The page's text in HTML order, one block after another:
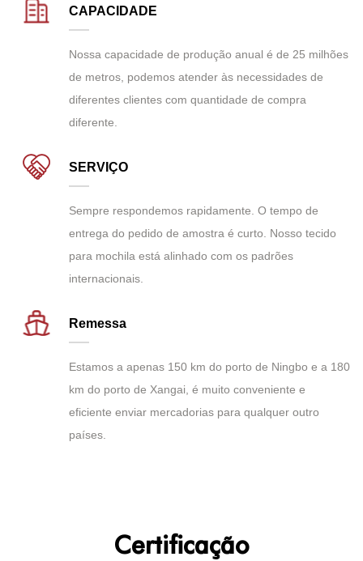
CAPACIDADE
Nossa capacidade de produção anual é de 25 milhões
de metros, podemos atender às necessidades de
diferentes clientes com quantidade de compra
diferente.
SERVIÇO
Sempre respondemos rapidamente. O tempo de
entrega do pedido de amostra é curto. Nosso tecido
para mochila está alinhado com os padrões
internacionais.
Remessa
Estamos a apenas 150 km do porto de Ningbo e a 180
km do porto de Xangai, é muito conveniente e
eficiente enviar mercadorias para qualquer outro
países.
Certificação